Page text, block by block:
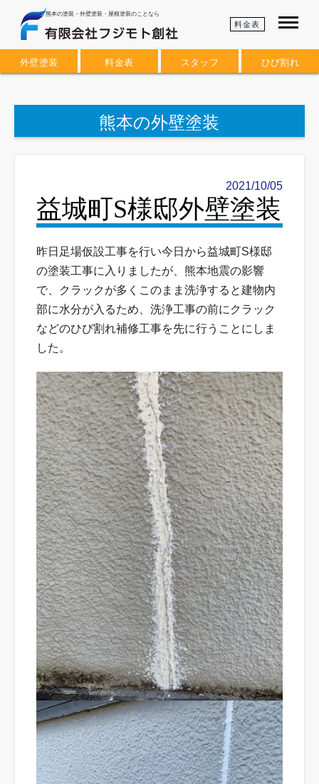
熊本の塗装・外壁塗装・屋根塗装のことなら
料金表
外壁塗装 料金表 スタッフ ひび割れ
熊本の外壁塗装
2021/10/05
益城町S様邸外壁塗装
昨日足場仮設工事を行い今日から益城町S様邸
の塗装工事に入りましたが、熊本地震の影響
で、クラックが多くこのまま洗浄すると建物内
部に水分が入るため、洗浄工事の前にクラック
などのひび割れ補修工事を先に行うことにしま
した。